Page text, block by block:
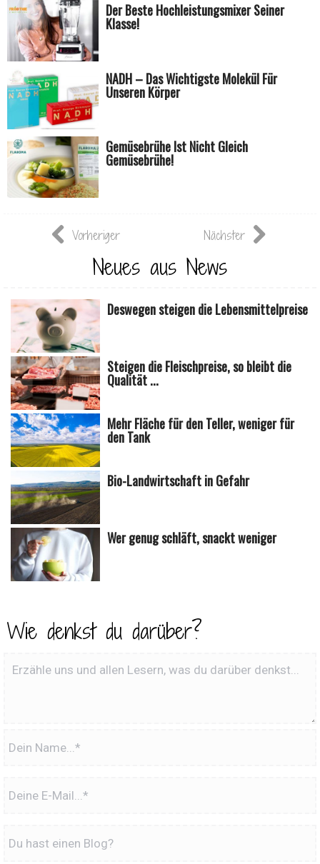
Der Beste Hochleistungsmixer Seiner
Klasse!
NADH – Das Wichtigste Molekül Für
Unseren Körper
Gemüsebrühe Ist Nicht Gleich
Gemüsebrühe!
Vorheriger Nächster
Neues aus News
Deswegen steigen die Lebensmittelpreise
Steigen die Fleischpreise, so bleibt die
Qualität ...
Mehr Fläche für den Teller, weniger für
den Tank
Bio-Landwirtschaft in Gefahr
Wer genug schläft, snackt weniger
Wie denkst du darüber?